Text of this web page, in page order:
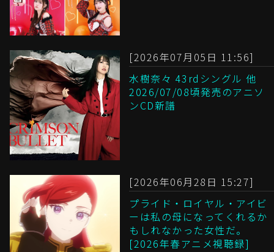
[2026年07月05日 11:56]
水樹奈々 43rdシングル 他
2026/07/08頃発売のアニソ
ンCD新譜
[2026年06月28日 15:27]
プライド・ロイヤル・アイビ
ーは私の母になってくれるか
もしれなかった女性だ。
[2026年春アニメ視聴録]